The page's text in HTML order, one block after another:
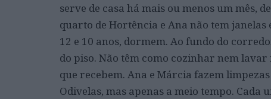
serve de casa há mais ou menos um mês,
quarto de Hortência e Ana não tem
12 e 10 anos, dormem. Ao fundo do
do piso. Não têm como cozinhar nem
que recebem. Ana e Márcia fazem
Odivelas, mas apenas a meio tempo. Cada